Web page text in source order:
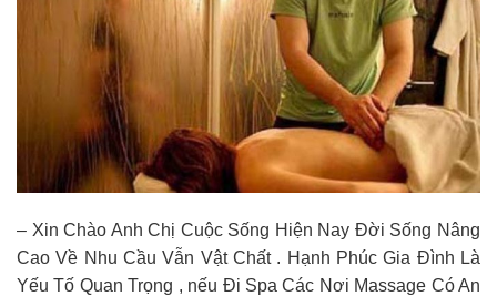
– Xin Chào Anh Chị Cuộc Sống Hiện Nay Đời Sống Nâng
Cao Về Nhu Cầu Vẫn Vật Chất . Hạnh Phúc Gia Đình Là
Yếu Tố Quan Trọng , nếu Đi Spa Các Nơi Massage Có An